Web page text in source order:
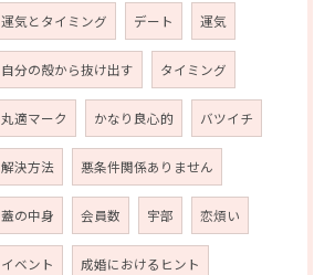
運気とタイミング デート 運気
自分の殻から抜け出す タイミング
丸適マーク かなり良心的 バツイチ
解決方法 悪条件関係ありません
蓋の中身 会員数 宇部 恋煩い
イベント 成婚におけるヒント